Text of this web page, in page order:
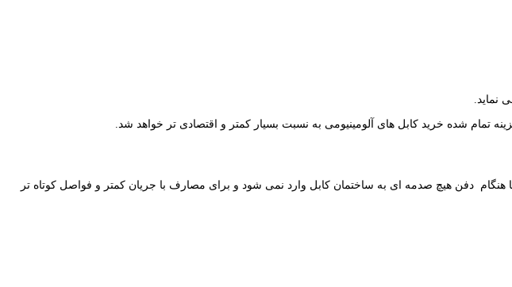
نماید.
تمام شده خرید کابل های آلومینیومی به نسبت بسیار کمتر و اقتصادی تر خواهد شد.
هنگام دفن هیچ صدمه ای به ساختمان کابل وارد نمی شود و برای مصارف با جریان کمتر و فواصل کوتاه تر